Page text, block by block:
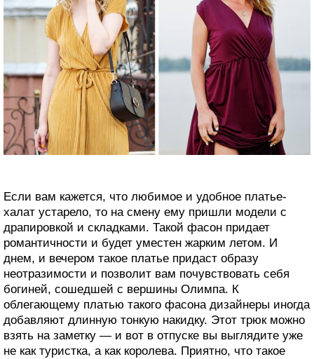
Если вам кажется, что любимое и удобное платье-
халат устарело, то на смену ему пришли модели с
драпировкой и складками. Такой фасон придает
романтичности и будет уместен жарким летом. И
днем, и вечером такое платье придаст образу
неотразимости и позволит вам почувствовать себя
богиней, сошедшей с вершины Олимпа. К
облегающему платью такого фасона дизайнеры иногда
добавляют длинную тонкую накидку. Этот трюк можно
взять на заметку — и вот в отпуске вы выглядите уже
не как туристка, а как королева. Приятно, что такое